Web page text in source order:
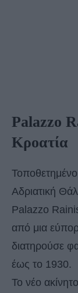
Palazzo
Κροατία
Αδριατική
Palazzo
από μια
διατηρούσε
έως το 1930.
Το νέο